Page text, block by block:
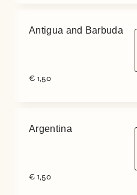
Antigua and Barbuda
€ 1,50
Argentina
€ 1,50